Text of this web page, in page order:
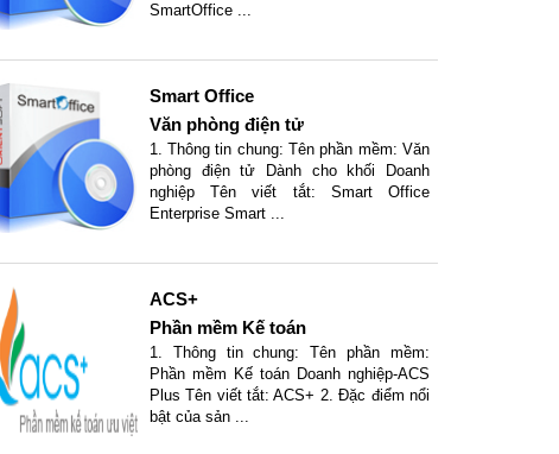
SmartOffice ...
Smart Office
Văn phòng điện tử
1. Thông tin chung: Tên phần mềm: Văn
phòng điện tử Dành cho khối Doanh
nghiệp Tên viết tắt: Smart Office
Enterprise Smart ...
ACS+
Phần mềm Kế toán
1. Thông tin chung: Tên phần mềm:
Phần mềm Kế toán Doanh nghiệp-ACS
Plus Tên viết tắt: ACS+ 2. Đặc điểm nổi
bật của sản ...